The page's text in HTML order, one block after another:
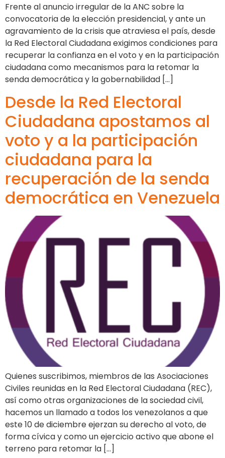
Frente al anuncio irregular de la ANC sobre la
convocatoria de la elección presidencial, y ante un
agravamiento de la crisis que atraviesa el país, desde
la Red Electoral Ciudadana exigimos condiciones para
recuperar la confianza en el voto y en la participación
ciudadana como mecanismos para la retomar la
senda democrática y la gobernabilidad […]
Desde la Red Electoral
Ciudadana apostamos al
voto y a la participación
ciudadana para la
recuperación de la senda
democrática en Venezuela
Quienes suscribimos, miembros de las Asociaciones
Civiles reunidas en la Red Electoral Ciudadana (REC),
así como otras organizaciones de la sociedad civil,
hacemos un llamado a todos los venezolanos a que
este 10 de diciembre ejerzan su derecho al voto, de
forma cívica y como un ejercicio activo que abone el
terreno para retomar la […]